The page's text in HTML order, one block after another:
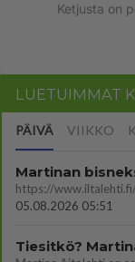
Ketjusta on
LUETUIMMAT
PÄIVÄ VIIKKO
Martinan
05.08.2026 05:51